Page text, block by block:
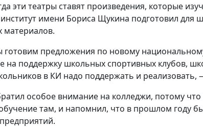
эти театры ставят произведения, которые
имени Бориса Щукина подготовил для
материалов.
предложения по новому
на поддержку школьных спортивных клубов,
в КИ надо поддержать и реализовать,
особое внимание на колледжи, потому что
там, и напомнил, что в прошлом году